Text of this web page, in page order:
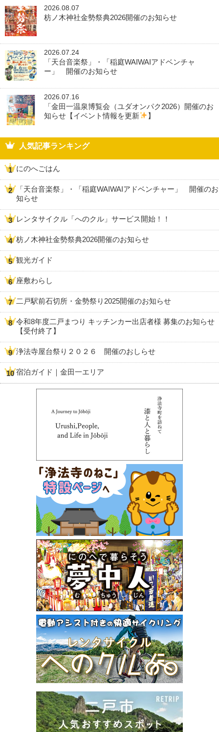
2026.08.07
枋ノ木神社金勢祭典2026開催のお知らせ
2026.07.24
「天台音楽祭」・「稲庭WAIWAIアドベンチャ
ー」 開催のお知らせ
2026.07.16
「金田一温泉博覧会（ユダオンパク2026）開催のお
知らせ【イベント情報を更新
】
人気記事ランキング
にのへごはん
「天台音楽祭」・「稲庭WAIWAIアドベンチャー」 開催のお
知らせ
レンタサイクル「へのクル」サービス開始！！
枋ノ木神社金勢祭典2026開催のお知らせ
観光ガイド
座敷わらし
二戸駅前石切所・金勢祭り2025開催のお知らせ
令和8年度二戸まつり キッチンカー出店者様 募集のお知らせ
【受付終了】
浄法寺屋台祭り２０２６ 開催のおしらせ
宿泊ガイド｜金田一エリア